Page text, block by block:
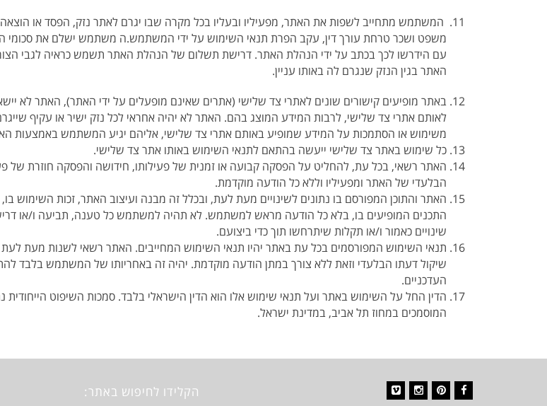
המשתמש מתחייב לשפות את האתר, מפעיליו ובעליו בכל מקרה שבו יגרם לאתר נזק, הפסד או
משפט ושכר טרחת עורך דין, עקב הפרת תנאי השימוש על ידי המשתמש.ה משתמש ישלם את סכומי
עם הידרשו לכך בכתב על ידי הנהלת האתר. דרישת תשלום של הנהלת האתר תשמש כראיה לגבי
האתר בגין הנזק שנגרם לה באותו עניין.
באתר מופיעים קישורים שונים לאתרי צד שלישי (אתרים שאינם מופעלים על ידי האתר), האתר לא
לאותם אתרי צד שלישי, לרבות המידע המוצג בהם. האתר לא יהיה אחראי לכל נזק ישיר או עקיף
משימוש או הסתמכות על המידע שמופיע באותם אתרי צד שלישי, אליהם יגיע המשתמש באמצעות
כל שימוש באתר צד שלישי ייעשה בהתאם לתנאי השימוש באותו אתר צד שלישי.
האתר רשאי, בכל עת, להחליט על הפסקה קבועה או זמנית של פעילותו, חידושה והפסקה חוזרת של
הבלעדי של האתר ומפעיליו וללא כל הודעה מוקדמת.
האתר והתוכן המפורסם בו נתונים לשינויים מעת לעת, ובכלל זה מבנה ועיצוב האתר, זכות השימוש
התכנים המופיעים בו, בלא כל הודעה מראש למשתמש. לא תהיה למשתמש כל טענה, תביעה ו/או
שינויים כאמור ו/או תקלות שיתרחשו תוך כדי ביצועם.
תנאי השימוש המפורסמים בכל עת באתר יהיו תנאי השימוש המחייבים. האתר רשאי לשנות מעת
שיקול דעתו הבלעדי וזאת ללא צורך במתן הודעה מוקדמת. יהיה זה באחריותו של המשתמש בלבד
העדכניים.
הדין החל על השימוש באתר ועל תנאי שימוש אלו הוא הדין הישראלי בלבד. סמכות השיפוט
המוסמכים במחוז תל אביב, במדינת ישראל.
הקלידו לחיפוש באתר: